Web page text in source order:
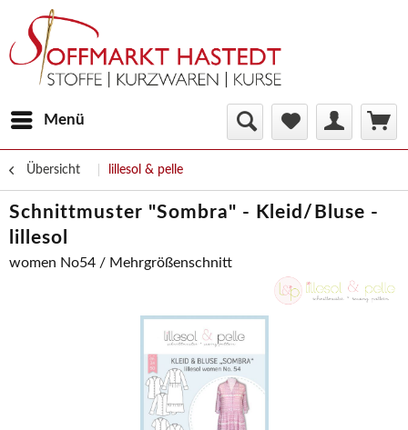
Menü
Übersicht lillesol & pelle
Schnittmuster "Sombra" - Kleid/Bluse -
lillesol
women No54 / Mehrgrößenschnitt